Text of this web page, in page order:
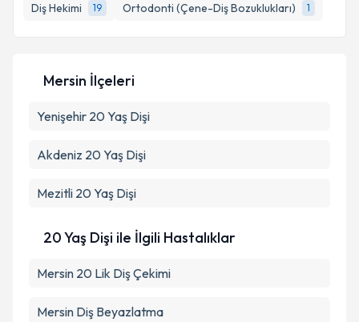
Diş Hekimi
19 Ortodonti (Çene-Diş Bozuklukları) 1
E-posta Adresiniz
Metni 'ni okudum ve kişisel verilerimin belirtilen
Mersin İlçeleri
Yenişehir 20 Yaş Dişi
Akdeniz 20 Yaş Dişi
Mezitli 20 Yaş Dişi
20 Yaş Dişi ile İlgili Hastalıklar
Mersin 20 Lik Diş Çekimi
Mersin Diş Beyazlatma